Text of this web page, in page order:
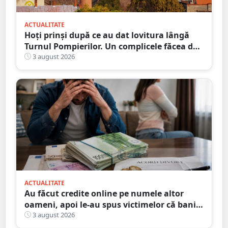
ACTUALITATE
Hoți prinși după ce au dat lovitura lângă
Turnul Pompierilor. Un complicele făcea de
pază
3 august 2026
ACTUALITATE
Au făcut credite online pe numele altor
oameni, apoi le-au spus victimelor că banii
sunt din... moștenire
3 august 2026